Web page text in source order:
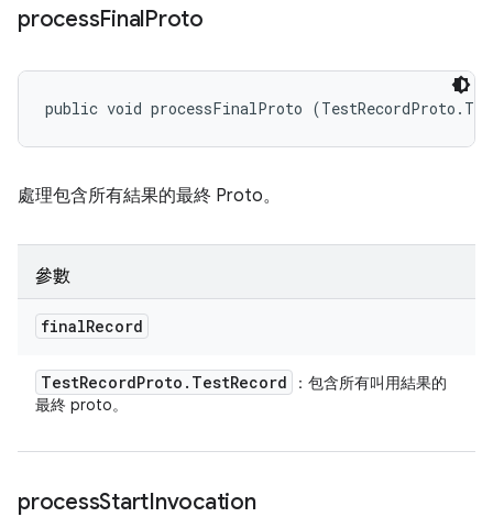
processFinalProto
public void processFinalProto
處理包含所有結果的最終 Proto。
參數
finalRecord
TestRecordProto . TestRecord
：包含所有叫用結果的
最終 proto。
processStartInvocation